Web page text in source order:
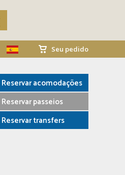
Seu pedido
Reservar acomodações
Reservar passeios
Reservar transfers